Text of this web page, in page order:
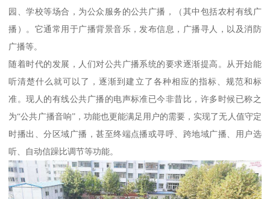
园、学校等场合，为公众服务的公共广播，（其中包括农村有线广
播）。它通常用于广播背景音乐，发布信息，广播寻人，以及消防
广播等。
随着时代的发展，人们对公共广播系统的要求逐渐提高。从开始能
听清楚什么就可以了，逐渐到建立了各种相应的指标、规范和标
准。现人的有线公共广播的电声标准已今非昔比，许多时候已称之
为“公共广播音响”，功能也更能满足用户的需要，实现了无人值守定
时播出、分区域广播，甚至终端点播或寻呼、跨地域广播、用户选
听、自动信躁比调节等功能。